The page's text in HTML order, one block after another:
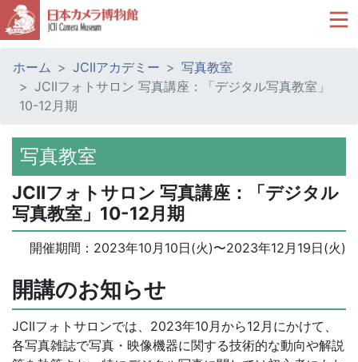
ホーム JCIIアカデミー
写真教室
JCIIフォトサロン 写真講座：「デジタル写真教室」
10-12月期
写真教室
JCIIフォトサロン 写真講座：「デジタル
写真教室」10-12月期
開催期間： 2023年10月10日(火)〜2023年12月19日(火)
開講のお知らせ
JCIIフォトサロンでは、2023年10月から12月にかけて、
各写真雑誌で写真・映像機器に関する技術的な動向や解説